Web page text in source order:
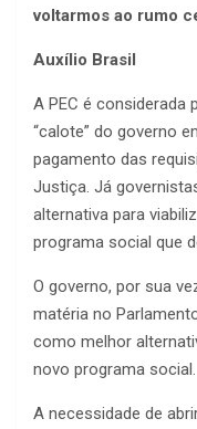
voltarmos ao rumo
Auxílio Brasil
A PEC é
“calote” do governo
pagamento das
Justiça. Já
alternativa para
programa social que
O governo, por sua
matéria no
como melhor
novo programa social.
A necessidade de